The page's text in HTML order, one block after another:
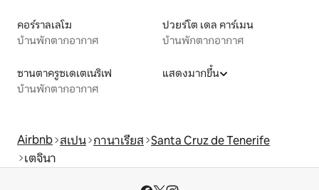
คอร์ราลเลโฆ
บ้านพักตากอากาศ
ปวยร์โต เดล คาร์เมน
บ้านพักตากอากาศ
ซานตาครูซเดเตเนริเฟ
บ้านพักตากอากาศ
แสดงมากขึ้น
Airbnb สเปน กานาเรียส Santa Cruz de Tenerife
เตจินา